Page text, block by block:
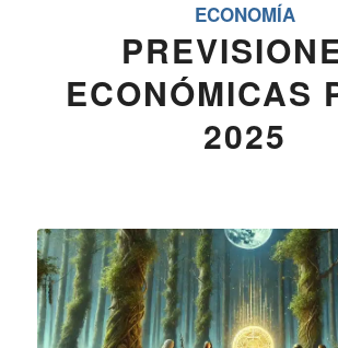
ECONOMÍA
ECONÓMICAS
2025